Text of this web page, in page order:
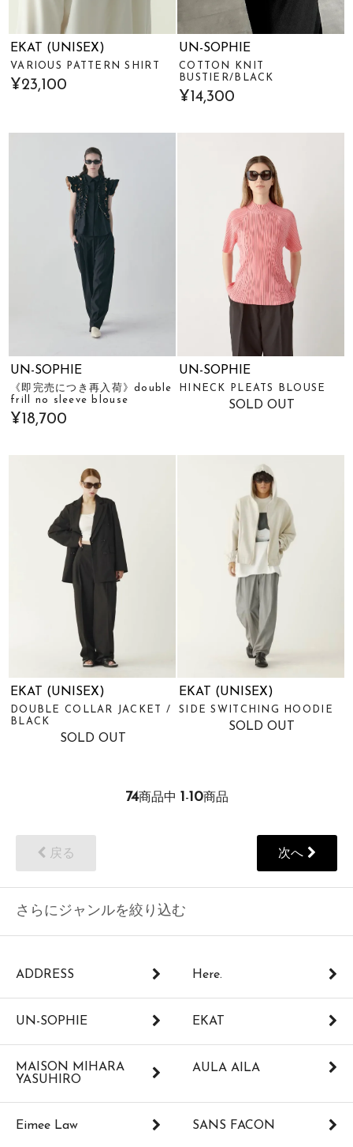
EKAT (UNISEX)
VARIOUS PATTERN SHIRT
¥23,100
UN-SOPHIE
COTTON KNIT
BUSTIER/BLACK
¥14,300
UN-SOPHIE
《即完売につき再入荷》double
frill no sleeve blouse
¥18,700
UN-SOPHIE
HINECK PLEATS BLOUSE
SOLD OUT
EKAT (UNISEX)
DOUBLE COLLAR JACKET /
BLACK
SOLD OUT
EKAT (UNISEX)
SIDE SWITCHING HOODIE
SOLD OUT
74商品中 1-10商品
戻る 次へ
さらにジャンルを絞り込む
ADDRESS Here.
UN-SOPHIE EKAT
MAISON MIHARA
YASUHIRO
AULA AILA
Eimee Law SANS FACON